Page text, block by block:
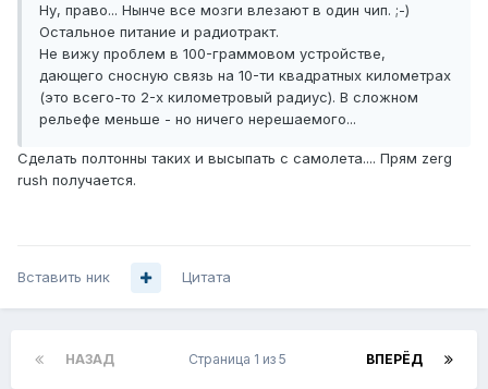
Ну, право... Нынче все мозги влезают в один чип. ;-)
Остальное питание и радиотракт.
Не вижу проблем в 100-граммовом устройстве,
дающего сносную связь на 10-ти квадратных километрах
(это всего-то 2-х километровый радиус). В сложном
рельефе меньше - но ничего нерешаемого...
Сделать полтонны таких и высыпать с самолета.... Прям zerg
rush получается.
Вставить ник Цитата
НАЗАД ВПЕРЁД
Страница 1 из 5